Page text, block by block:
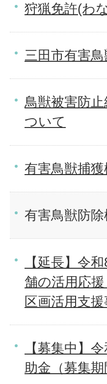
狩猟免許(わ
三田市有害
鳥獣被害防
ついて
有害鳥獣捕
有害鳥獣防
【延長】令
舗の活用応
区画活用支援
【募集中】
助金（募集